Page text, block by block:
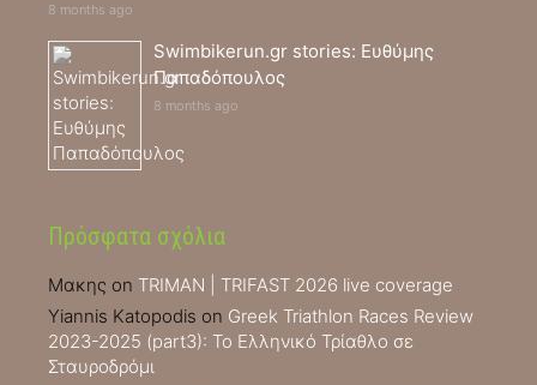
8 months ago
Swimbikerun.gr stories: Ευθύμης
Παπαδόπουλος
8 months ago
Πρόσφατα σχόλια
Μακης on TRIMAN | TRIFAST 2026 live coverage
Yiannis Katopodis on Greek Triathlon Races Review
2023-2025 (part3): Το Ελληνικό Τρίαθλο σε
Σταυροδρόμι